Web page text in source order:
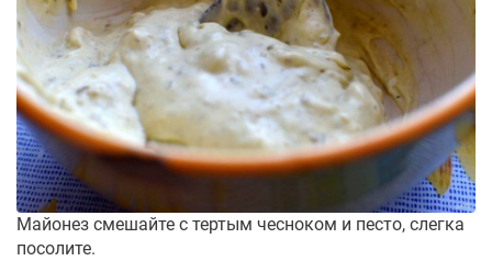
Майонез смешайте с тертым чесноком и песто, слегка
посолите.